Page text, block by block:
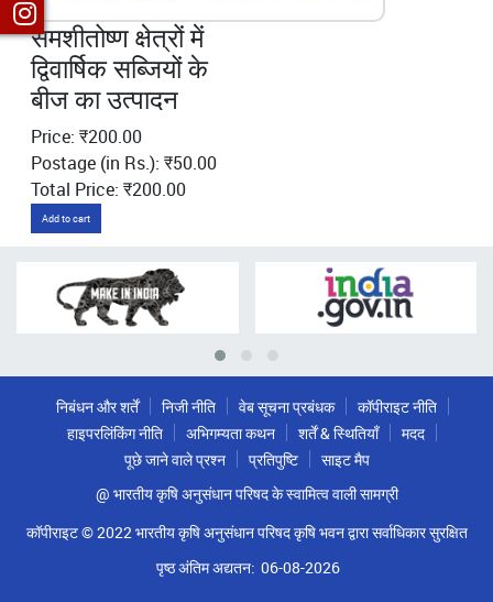
समशीतोष्ण क्षेत्रों में
द्विवार्षिक सब्जियों के
बीज का उत्पादन
Price: ₹200.00
Postage (in Rs.): ₹50.00
Total Price: ₹200.00
Add to cart
निबंधन और शर्तें निजी नीति वेब सूचना प्रबंधक
कॉपीराइट नीति
हाइपरलिंकिंग नीति
अभिगम्यता कथन शर्तें & स्थितियाँ
मदद
पूछे जाने वाले प्रश्न
प्रतिपुष्टि
साइट मैप
@ भारतीय कृषि अनुसंधान परिषद के स्वामित्व वाली सामग्री
कॉपीराइट © 2022 भारतीय कृषि अनुसंधान परिषद कृषि भवन द्वारा सर्वाधिकार सुरक्षित
पृष्ठ अंतिम अद्यतन: 06-08-2026